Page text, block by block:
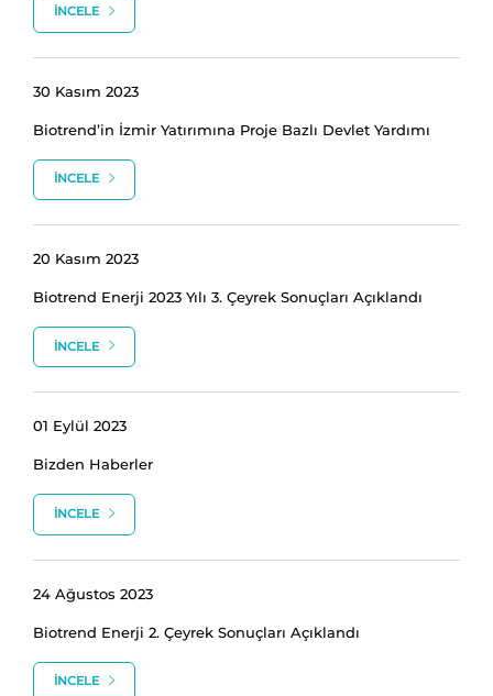
İNCELE
30 Kasım 2023
Biotrend’in İzmir Yatırımına Proje Bazlı Devlet Yardımı
İNCELE
20 Kasım 2023
Biotrend Enerji 2023 Yılı 3. Çeyrek Sonuçları Açıklandı
İNCELE
01 Eylül 2023
Bizden Haberler
İNCELE
24 Ağustos 2023
Biotrend Enerji 2. Çeyrek Sonuçları Açıklandı
İNCELE